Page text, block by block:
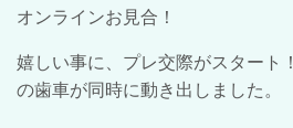
オンラインお見合！
嬉しい事に、プレ交際がスタート
の歯車が同時に動き出しました。